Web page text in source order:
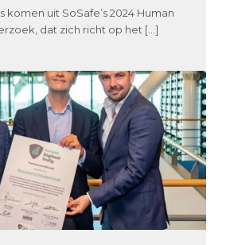
komen uit SoSafe’s 2024 Human
dat zich richt op het […]